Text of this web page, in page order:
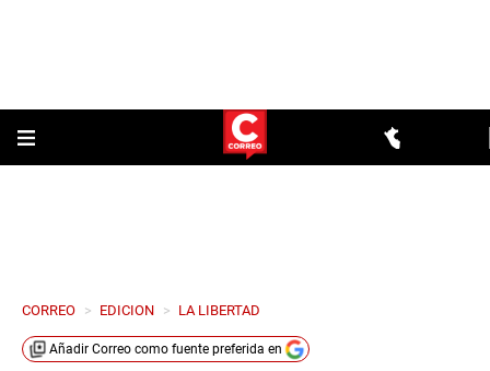
CORREO > EDICION > LA LIBERTAD
Añadir Correo como fuente preferida en